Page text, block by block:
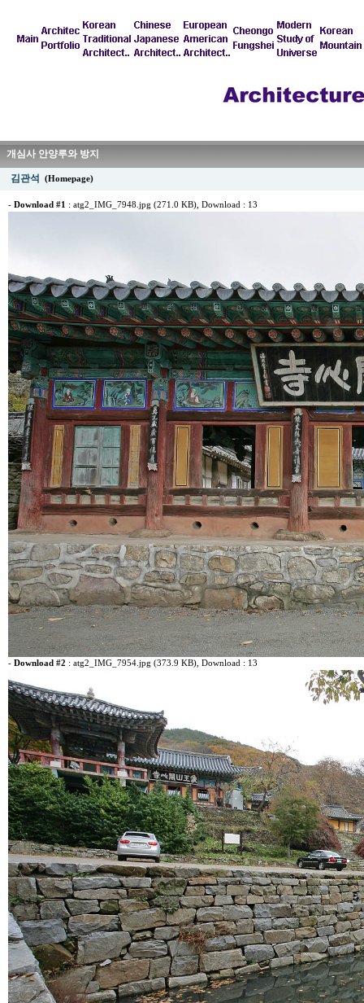
개심사 안양루와 방지
김관석 (Homepage)
- Download #1 : atg2_IMG_7948.jpg (271.0 KB) , Download : 13
- Download #2 : atg2_IMG_7954.jpg (373.9 KB) , Download : 13